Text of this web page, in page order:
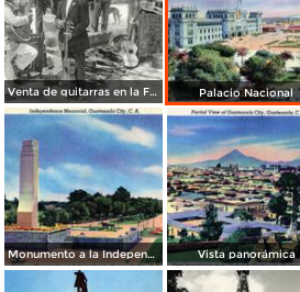
Venta de guitarras en la Feria de Agosto Palacio Nacional
Monumento a la Independencia Vista panorámica